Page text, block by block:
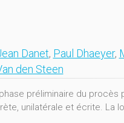
Danet, Paul Dhaeyer,
den Steen
préliminaire du procès
unilatérale et écrite. La